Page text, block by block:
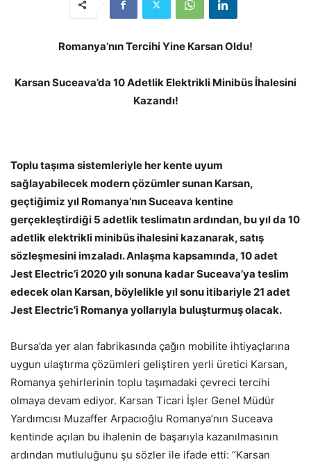
Romanya’nın Tercihi Yine Karsan Oldu!
Karsan Suceava’da 10 Adetlik Elektrikli Minibüs İhalesini
Kazandı!
Toplu taşıma sistemleriyle her kente uyum
sağlayabilecek modern çözümler sunan Karsan,
geçtiğimiz yıl Romanya’nın Suceava kentine
gerçekleştirdiği 5 adetlik teslimatın ardından, bu yıl da 10
adetlik elektrikli minibüs ihalesini kazanarak, satış
sözleşmesini imzaladı. Anlaşma kapsamında, 10 adet
Jest Electric’i 2020 yılı sonuna kadar Suceava’ya teslim
edecek olan Karsan, böylelikle yıl sonu itibariyle 21 adet
Jest Electric’i Romanya yollarıyla buluşturmuş olacak.
Bursa’da yer alan fabrikasında çağın mobilite ihtiyaçlarına
uygun ulaştırma çözümleri geliştiren yerli üretici Karsan,
Romanya şehirlerinin toplu taşımadaki çevreci tercihi
olmaya devam ediyor. Karsan Ticari İşler Genel Müdür
Yardımcısı Muzaffer Arpacıoğlu Romanya’nın Suceava
kentinde açılan bu ihalenin de başarıyla kazanılmasının
ardından mutluluğunu şu sözler ile ifade etti: “Karsan